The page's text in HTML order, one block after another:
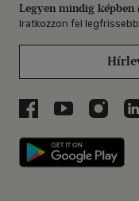
Legyen mindig képben
Iratkozzon fel
Libri aLibri aLibri